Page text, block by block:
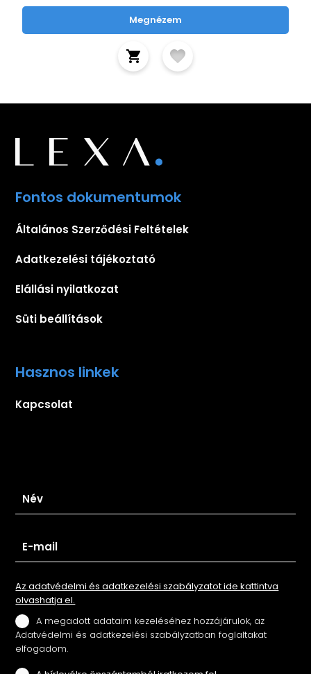
Megnézem
Fontos dokumentumok
Általános Szerződési Feltételek
Adatkezelési tájékoztató
Elállási nyilatkozat
Süti beállítások
Hasznos linkek
Kapcsolat
Az adatvédelmi és adatkezelési szabályzatot ide kattintva
olvashatja el.
A megadott adataim kezeléséhez hozzájárulok, az
Adatvédelmi és adatkezelési szabályzatban foglaltakat
elfogadom.